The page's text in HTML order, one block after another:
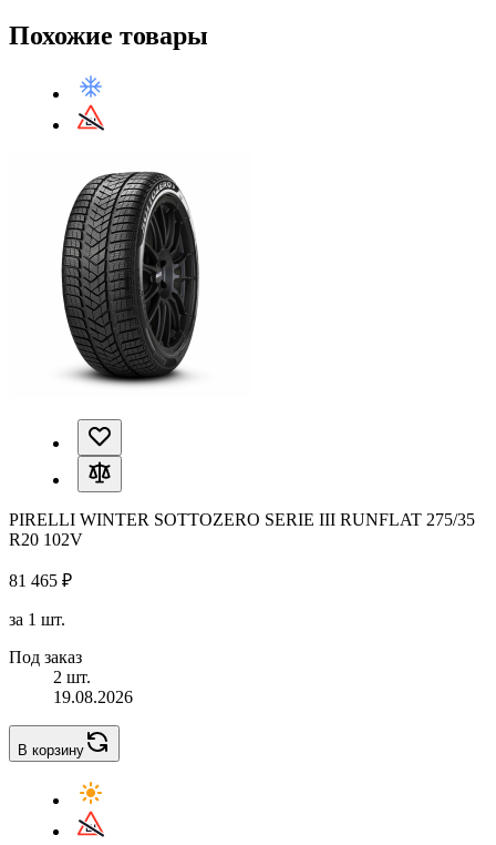
Похожие товары
PIRELLI WINTER SOTTOZERO SERIE III RUNFLAT 275/35
R20 102V
81 465 ₽
за 1 шт.
Под заказ
2 шт.
19.08.2026
В корзину